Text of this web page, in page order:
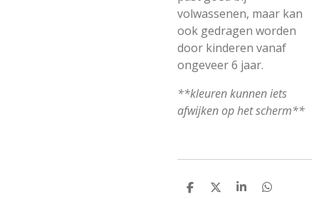
volwassenen, maar kan
ook gedragen worden
door kinderen vanaf
ongeveer 6 jaar.
**kleuren kunnen iets
afwijken op het scherm**
D
D
S
D